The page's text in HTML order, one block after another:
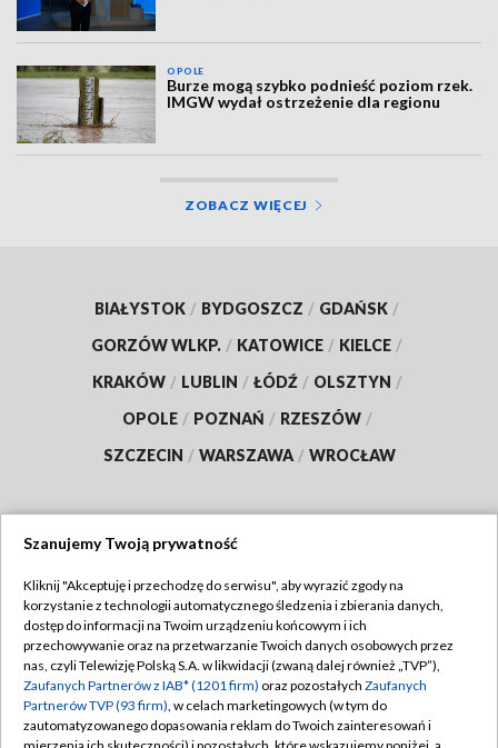
OPOLE
Burze mogą szybko podnieść poziom rzek.
IMGW wydał ostrzeżenie dla regionu
ZOBACZ WIĘCEJ
BIAŁYSTOK / BYDGOSZCZ / GDAŃSK /
GORZÓW WLKP. / KATOWICE / KIELCE /
KRAKÓW / LUBLIN / ŁÓDŹ / OLSZTYN /
OPOLE / POZNAŃ / RZESZÓW /
SZCZECIN / WARSZAWA / WROCŁAW
TVP
Abonament TVP
Emisja w TVP
Centrum informacji TVP
Regulamin TVP
Polityka prywatności
Moje zgody
Szanujemy Twoją prywatność
Kliknij "Akceptuję i przechodzę do serwisu", aby wyrazić zgody na
korzystanie z technologii automatycznego śledzenia i zbierania danych,
dostęp do informacji na Twoim urządzeniu końcowym i ich
przechowywanie oraz na przetwarzanie Twoich danych osobowych przez
nas, czyli Telewizję Polską S.A. w likwidacji (zwaną dalej również „TVP”),
Zaufanych Partnerów z IAB* (1201 firm) oraz pozostałych Zaufanych
Partnerów TVP (93 firm), w celach marketingowych (w tym do
zautomatyzowanego dopasowania reklam do Twoich zainteresowań i